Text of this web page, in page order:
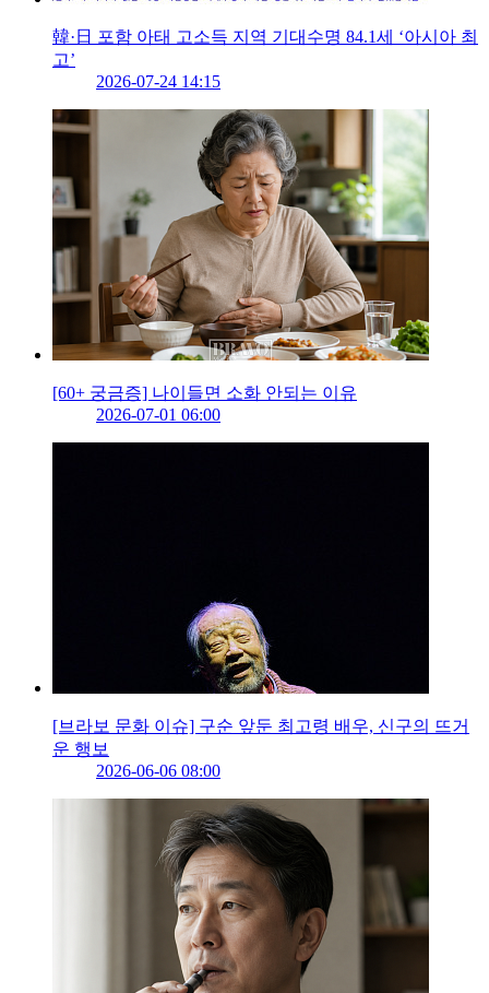
韓·日 포함 아태 고소득 지역 기대수명 84.1세 ‘아시아 최
고’
2026-07-24 14:15
[60+ 궁금증] 나이들면 소화 안되는 이유
2026-07-01 06:00
[브라보 문화 이슈] 구순 앞둔 최고령 배우, 신구의 뜨거
운 행보
2026-06-06 08:00